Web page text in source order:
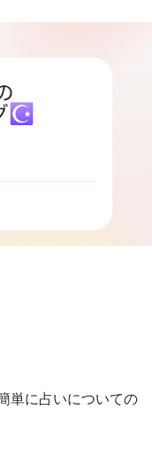
単に占いについての